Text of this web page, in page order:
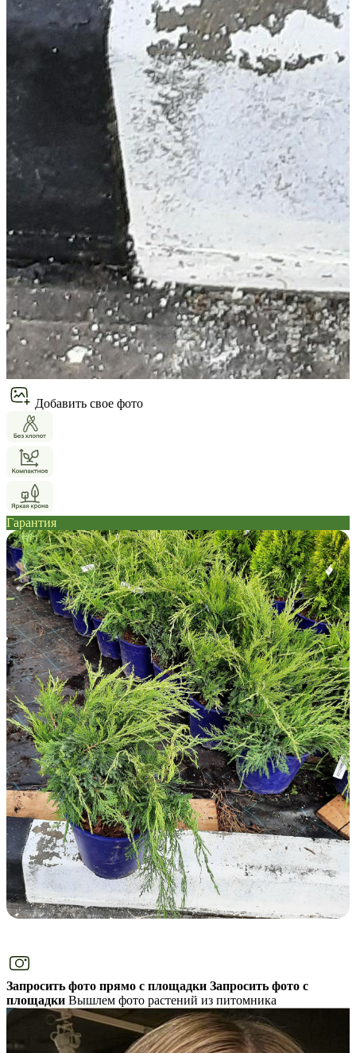
Добавить свое фото
Гарантия
Запросить фото прямо с площадки Запросить фото с
площадки Вышлем фото растений из питомника